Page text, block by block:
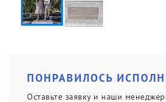
ПОНРАВИЛОСЬ
Оставьте заявку и наши